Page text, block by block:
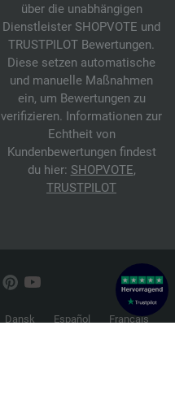
über die unabhängigen
Dienstleister SHOPVOTE und
TRUSTPILOT Bewertungen.
Diese setzen automatische
und manuelle Maßnahmen
ein, um Bewertungen zu
verifizieren. Informationen zur
Echtheit von
Kundenbewertungen findest
du hier: SHOPVOTE,
TRUSTPILOT
Dansk Español
Français